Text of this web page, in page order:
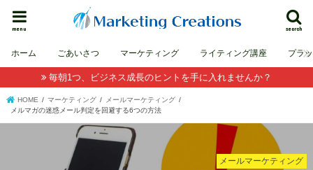
search
menu
ホーム ごあいさつ マーケティング ライティング講座 プラ
毎朝1つ、ビジネス成長のヒントを手に入れませんか？
HOME マーケティング
メールマーケティング
メルマガの迷惑メール判定を回避する6つの方法
メールマーケティング